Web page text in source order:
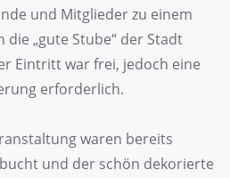
und Mitglieder zu einem
die „gute Stube“ der Stadt
Eintritt war frei, jedoch eine
erforderlich.
waren bereits
und der schön dekorierte